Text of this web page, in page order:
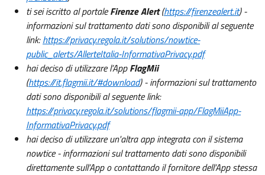
ti sei iscritto al portaleFirenze Alert(https://firenzealert.it) -
informazioni sul trattamento dati sono disponibili al seguente
link:https://privacy.regola.it/solutions/nowtice-
public_alerts/AllerteItalia-InformativaPrivacy.pdf
hai deciso di utilizzare l’AppFlagMii
(https://it.flagmii.it/#download) - informazioni sul trattamento
dati sono disponibili al seguente link:
https://privacy.regola.it/solutions/flagmii-app/FlagMiiApp-
InformativaPrivacy.pdf
hai deciso di utilizzare un'altra app integrata con il sistema
nowtice - informazioni sul trattamento dati sono disponibili
direttamente sull’App o contattando il fornitore dell’App stessa